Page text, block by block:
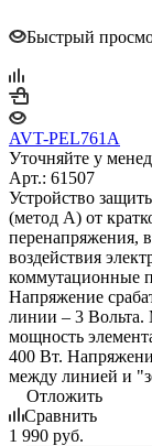
Быстрый
AVT-PEL761A
Уточняйте у
Арт.: 61507
Устройство
(метод А) от
перенапряжения,
воздействия
коммутационные
Напряжение
линии – 3 Вольта.
мощность
400 Вт.
между линией и
Отложить
Сравнить
1 990 руб.